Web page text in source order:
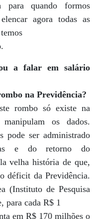
quando formos
agora todas as
a falar em salário
na Previdência?
rombo só existe na
os dados.
pode ser administrado
e do retorno do
velha história de que,
déficit da Previdência.
(Instituto de Pesquisa
para cada R$ 1
em R$ 170 milhões o